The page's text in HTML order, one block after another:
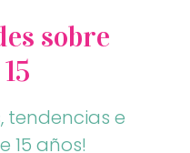
sobre
tendencias e
15 años!